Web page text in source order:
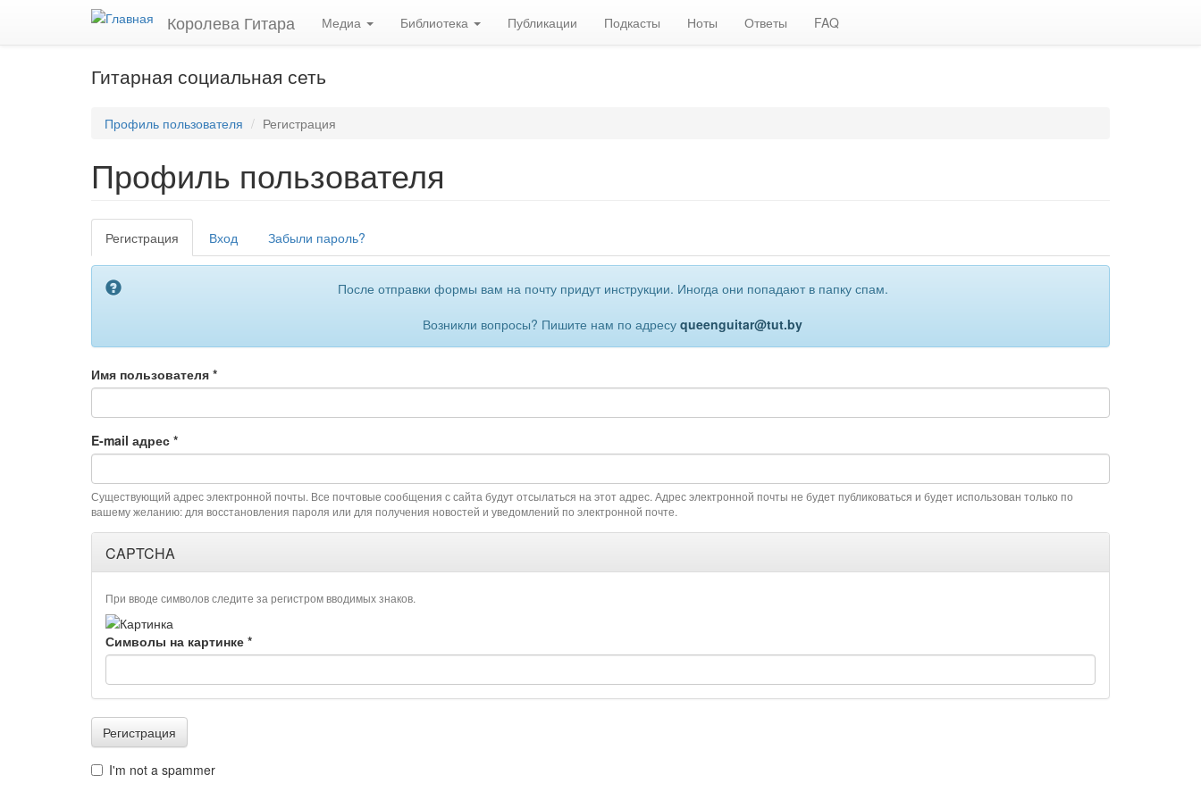
Королева Гитара Медиа Библиотека Публикации Подкасты Ноты Ответы FAQ
Гитарная социальная сеть
Профиль пользователя Регистрация
Профиль пользователя
Главные
вкладки
Регистрация (активная
вкладка)
Вход Забыли пароль?
После отправки формы вам на почту придут инструкции. Иногда они попадают в папку спам.
Возникли вопросы? Пишите нам по адресу queenguitar@tut.by
Имя пользователя *
E-mail адрес *
Существующий адрес электронной почты. Все почтовые сообщения с сайта будут отсылаться на этот адрес. Адрес электронной почты не будет публиковаться и будет использован только по
вашему желанию: для восстановления пароля или для получения новостей и уведомлений по электронной почте.
CAPTCHA
При вводе символов следите за регистром вводимых знаков.
Символы на картинке *
Регистрация
I'm not a spammer